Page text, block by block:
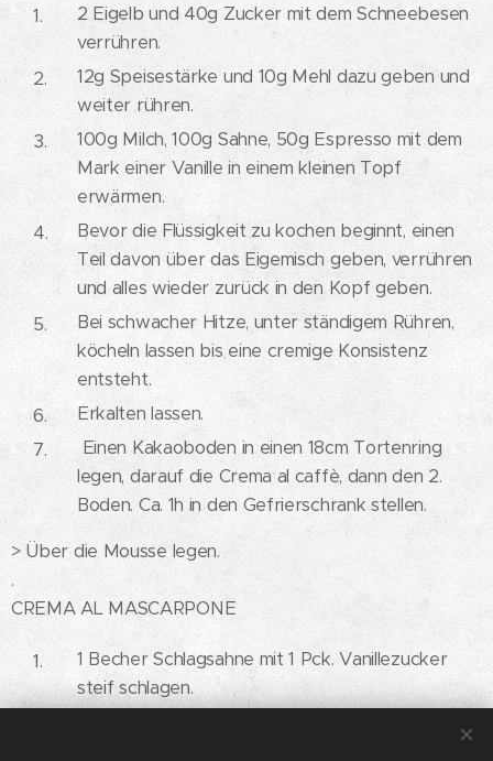
2 Eigelb und 40g Zucker mit dem Schneebesen
verrühren.
12g Speisestärke und 10g Mehl dazu geben und
weiter rühren.
100g Milch, 100g Sahne, 50g Espresso mit dem
Mark einer Vanille in einem kleinen Topf
erwärmen.
Bevor die Flüssigkeit zu kochen beginnt, einen
Teil davon über das Eigemisch geben, verrühren
und alles wieder zurück in den Kopf geben.
Bei schwacher Hitze, unter ständigem Rühren,
köcheln lassen bis eine cremige Konsistenz
entsteht.
Erkalten lassen.
Einen Kakaoboden in einen 18cm Tortenring
legen, darauf die Crema al caffè, dann den 2.
Boden. Ca. 1h in den Gefrierschrank stellen.
> Über die Mousse legen.
.
CREMA AL MASCARPONE
1 Becher Schlagsahne mit 1 Pck. Vanillezucker
steif schlagen.